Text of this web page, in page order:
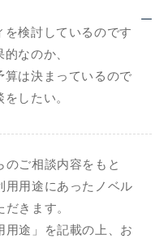
検討しているのです
なのか、
算は決まっているので
したい。
のご相談内容をもと
用用途にあったノベル
きます。
用途」を記載の上、お